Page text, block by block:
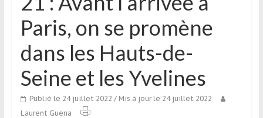
sportif
qui
aux
voyageurs
ponctuels
ou
réguliers,
Paris, on se promène
dans les Hauts-de-
Seine et les Yvelines
Publié le 24 juillet 2022 / Mis à jour le 24 juillet 2022
Laurent Guena